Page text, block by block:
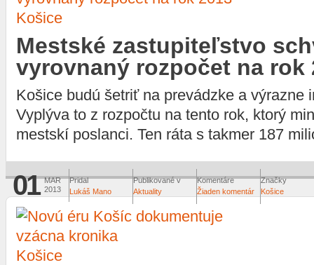
Košice
Mestské zastupiteľstvo
vyrovnaný rozpočet na rok
Košice budú šetriť na prevádzke a výrazne
Vyplýva to z rozpočtu na tento rok, ktorý
mestskí poslanci. Ten ráta s takmer 187
01 MAR
2013
Pridal
Lukáš Mano
Publikované v
Aktuality
Komentáre
Žiaden komentár
Značky
Košice
Košice